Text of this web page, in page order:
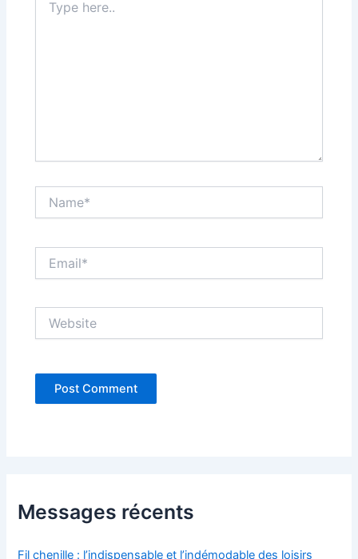
here..
Messages récents
Fil chenille : l’indispensable et l’indémodable des loisirs